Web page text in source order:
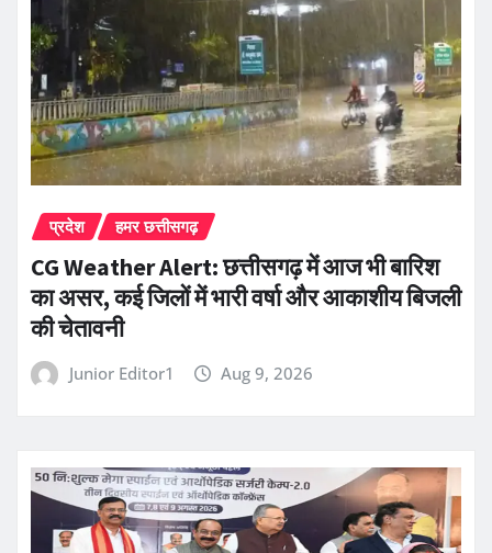
प्रदेश हमर छत्तीसगढ़
CG Weather Alert: छत्तीसगढ़ में आज भी बारिश
का असर, कई जिलों में भारी वर्षा और आकाशीय बिजली
की चेतावनी
Junior Editor1 Aug 9, 2026